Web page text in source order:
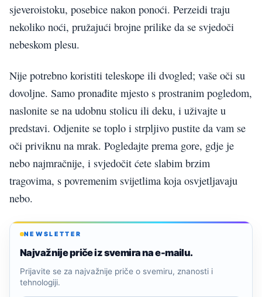
sjeveroistoku, posebice nakon ponoći. Perzeidi traju
nekoliko noći, pružajući brojne prilike da se svjedoči
nebeskom plesu.
Nije potrebno koristiti teleskope ili dvogled; vaše oči su
dovoljne. Samo pronađite mjesto s prostranim pogledom,
naslonite se na udobnu stolicu ili deku, i uživajte u
predstavi. Odjenite se toplo i strpljivo pustite da vam se
oči priviknu na mrak. Pogledajte prema gore, gdje je
nebo najmračnije, i svjedočit ćete slabim brzim
tragovima, s povremenim svijetlima koja osvjetljavaju
nebo.
NEWSLETTER
Najvažnije priče iz svemira na e-mailu.
Prijavite se za najvažnije priče o svemiru, znanosti i
tehnologiji.